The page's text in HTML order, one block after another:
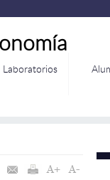
Laboratorios